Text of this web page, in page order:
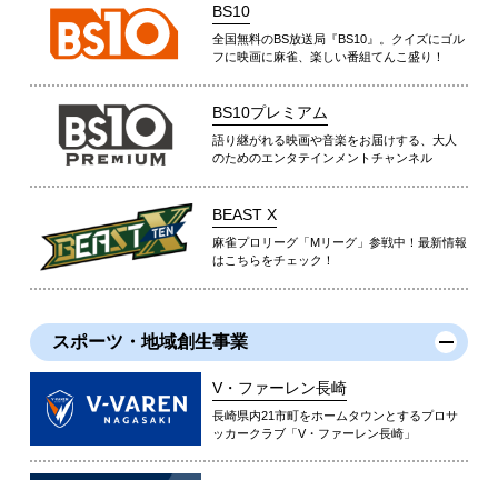
BS10
全国無料のBS放送局『BS10』。クイズにゴル
フに映画に麻雀、楽しい番組てんこ盛り！
BS10プレミアム
語り継がれる映画や音楽をお届けする、大人
のためのエンタテインメントチャンネル
BEAST X
麻雀プロリーグ「Mリーグ」参戦中！最新情報
はこちらをチェック！
スポーツ・地域創生事業
V・ファーレン長崎
長崎県内21市町をホームタウンとするプロサ
ッカークラブ「V・ファーレン長崎」